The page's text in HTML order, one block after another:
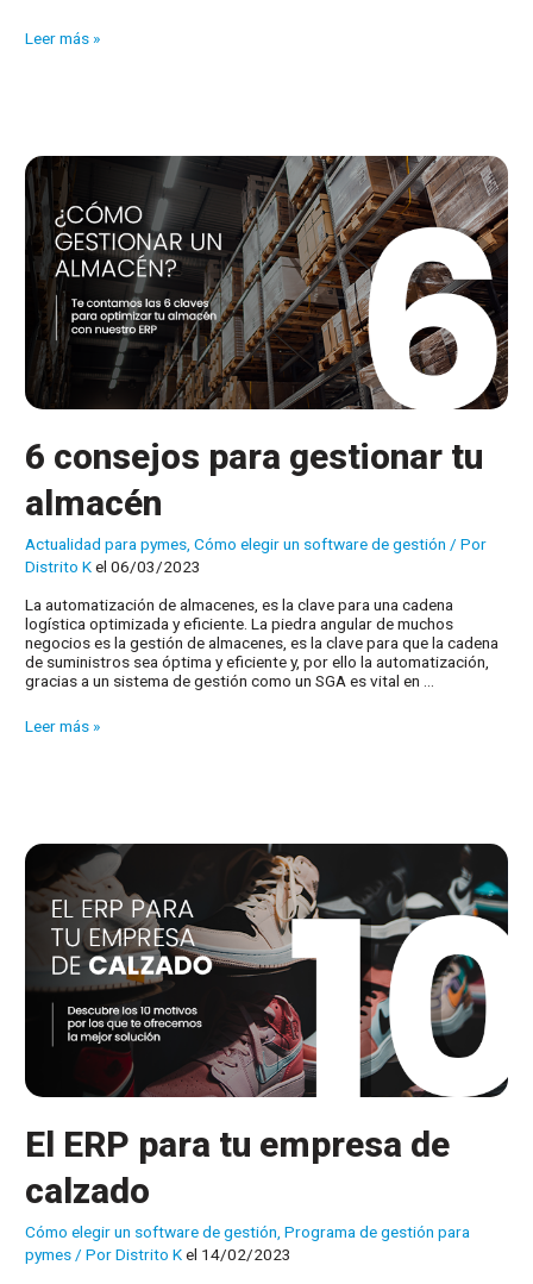
El
del
automóvil
Leer más »
6 consejos para gestionar tu
almacén
Actualidad para pymes ,Cómo elegir un software de gestión / Por
Distrito Kel 06/03/2023
La automatización de almacenes, es la clave para una cadena
logística optimizada y eficiente. La piedra angular de muchos
negocios es la gestión de almacenes, es la clave para que la cadena
de suministros sea óptima y eficiente y, por ello la automatización,
gracias a un sistema de gestión como un SGA es vital en …
6
Leer más »
El ERP para tu empresa de
calzado
Cómo elegir un software de gestión,Programa de gestión para
pymes/ PorDistrito Kel 14/02/2023